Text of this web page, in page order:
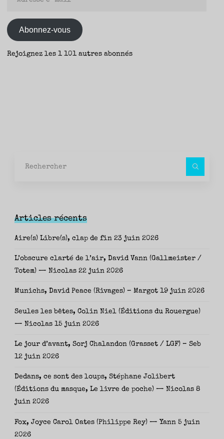
mail
Abonnez-vous
Rejoignez les 1 101 autres abonnés
Articles récents
Aire(s) Libre(s), clap de fin 23 juin 2026
L’obscure clarté de l’air, David Vann (Gallmeister /
Totem) — Nicolas 22 juin 2026
Munichs, David Peace (Rivages) – Margot 19 juin 2026
Seules les bêtes, Colin Niel (Éditions du Rouergue)
— Nicolas 15 juin 2026
Le jour d’avant, Sorj Chalandon (Grasset / LGF) – Seb
12 juin 2026
Dedans, ce sont des loups, Stéphane Jolibert
(Éditions du masque, Le livre de poche) — Nicolas 8
juin 2026
Fox, Joyce Carol Oates (Philippe Rey) — Yann 5 juin
2026